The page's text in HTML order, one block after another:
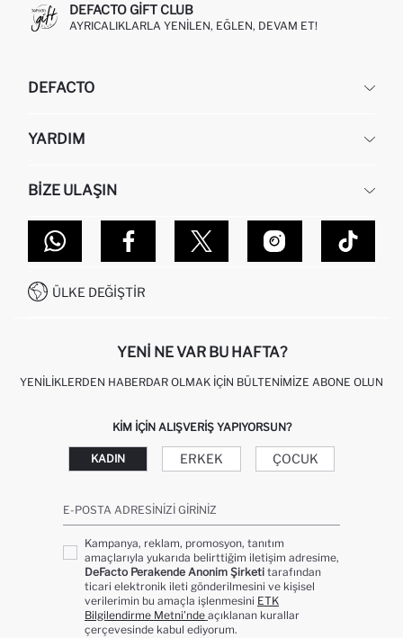
DEFACTO GIFT CLUB
AYRICALIKLARLA YENILEN, EĞLEN, DEVAM ET!
DEFACTO
HAKKIMIZDA
KURUMSAL SATIŞ
DEFACTO TEKNOLOJI
SITEMAP
YARDIM
SIPARIŞIMI NASIL TAKIP EDERIM?
NASIL İADE EDERIM?
GIFT CLUB SIKÇA SORULAN SORULAR
İŞLEM REHBERI
KAMPANYALAR
BIZE ULAŞIN
MAĞAZALARIMIZ
İLETIŞIM FORMU
0850 333 22 86
ÜLKE DEĞIŞTIR
YENI NE VAR BU HAFTA?
YENILIKLERDEN HABERDAR OLMAK İÇIN BÜLTENIMIZE ABONE OLUN
KIM IÇIN ALIŞVERIŞ YAPIYORSUN?
KADIN ERKEK ÇOCUK
E-POSTA ADRESINIZI GIRINIZ
Kampanya, reklam, promosyon, tanıtım
amaçlarıyla yukarıda belirttiğim iletişim adresime,
DeFacto Perakende Anonim Şirketi tarafından
ticari elektronik ileti gönderilmesini ve kişisel
verilerimin bu amaçla işlenmesini ETK
Bilgilendirme Metni’nde açıklanan kurallar
çerçevesinde kabul ediyorum.